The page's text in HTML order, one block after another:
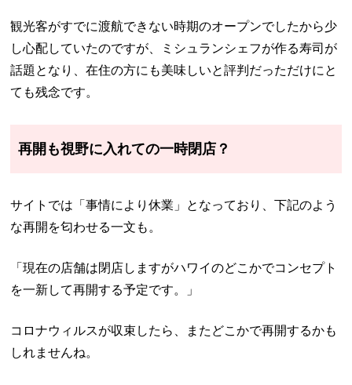
観光客がすでに渡航できない時期のオープンでしたから少
し心配していたのですが、ミシュランシェフが作る寿司が
話題となり、在住の方にも美味しいと評判だっただけにと
ても残念です。
再開も視野に入れての一時閉店？
サイトでは「事情により休業」となっており、下記のよう
な再開を匂わせる一文も。
「現在の店舗は閉店しますがハワイのどこかでコンセプト
を一新して再開する予定です。」
コロナウィルスが収束したら、またどこかで再開するかも
しれませんね。